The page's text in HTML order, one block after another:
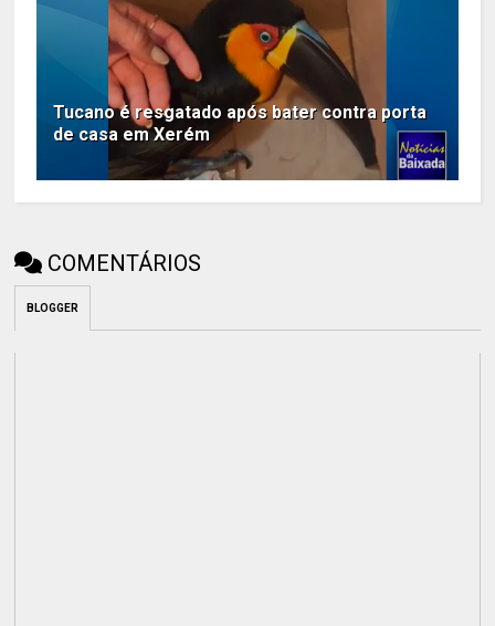
Tucano é resgatado após bater contra porta
de casa em Xerém
COMENTÁRIOS
BLOGGER